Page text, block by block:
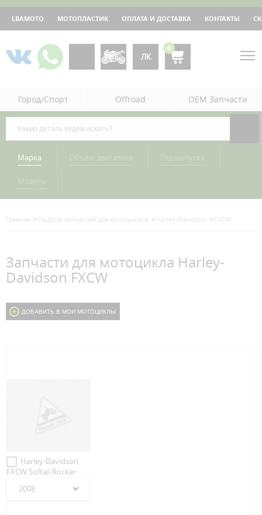
LBAMOTO МОТОПЛАСТИК ОПЛАТА И ДОСТАВКА КОНТАКТЫ
ЛК
0
Город/Спорт Offroad OEM Запчасти
Марка
Главная Подбор запчастей для мотоциклов Harley-Davidson FXCW
Запчасти для мотоцикла Harley-
Davidson FXCW
ДОБАВИТЬ В МОИ МОТОЦИКЛЫ
Harley-Davidson
FXCW Softail Rocker
2008